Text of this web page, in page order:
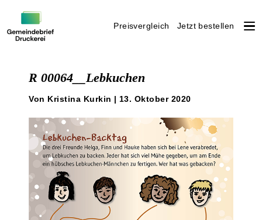
Preisvergleich Jetzt bestellen
R 00064__Lebkuchen
Von Kristina Kurkin | 13. Oktober 2020